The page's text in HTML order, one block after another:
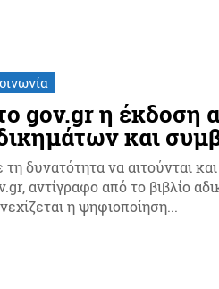
gov.gr η έκδοση
και
δυνατότητα να αιτούνται
αντίγραφο από το βιβλίο
η ψηφιοποίηση...